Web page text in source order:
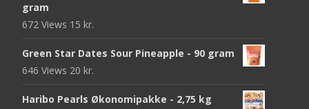
gram
672 Views 15 kr.
Green Star Dates Sour Pineapple - 90 gram
646 Views 20 kr.
Haribo Pearls Økonomipakke - 2,75 kg